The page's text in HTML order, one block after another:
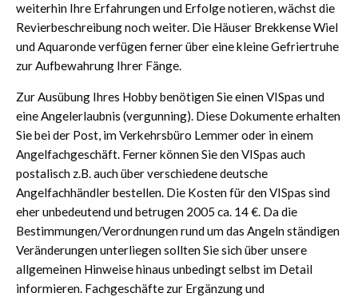
weiterhin Ihre Erfahrungen und Erfolge notieren, wächst die
Revierbeschreibung noch weiter. Die Häuser Brekkense Wiel
und Aquaronde verfügen ferner über eine kleine Gefriertruhe
zur Aufbewahrung Ihrer Fänge.
Zur Ausübung Ihres Hobby benötigen Sie einen VISpas und
eine Angelerlaubnis (vergunning). Diese Dokumente erhalten
Sie bei der Post, im Verkehrsbüro Lemmer oder in einem
Angelfachgeschäft. Ferner können Sie den VISpas auch
postalisch z.B. auch über verschiedene deutsche
Angelfachhändler bestellen. Die Kosten für den VISpas sind
eher unbedeutend und betrugen 2005 ca. 14 €. Da die
Bestimmungen/Verordnungen rund um das Angeln ständigen
Veränderungen unterliegen sollten Sie sich über unsere
allgemeinen Hinweise hinaus unbedingt selbst im Detail
informieren. Fachgeschäfte zur Ergänzung und